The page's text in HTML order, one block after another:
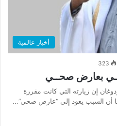
أخبار عالمية
323
بعارض صحــي
إن زيارته التي كانت مقررة
أن السبب يعود إلى “عارض صحي”…